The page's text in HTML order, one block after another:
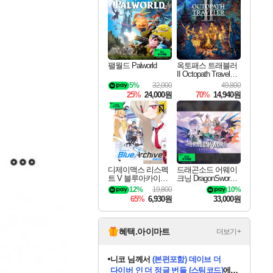
최대 90% 할인가를 만나보세요!
네이버혜택과 함께 만나보세요!
50%할인&추가 적립까지!
이니&베니 혜택까지!
네이버 혜택가와 함께 예약하세요!
할인&네이버혜택으로 만나보세요!
네이버페이 혜택과 만나보세요!
40주년 프로모션으로 만나보세요!
할인가에 만나보세요!
일부 에디션 상시 할인!
혜택으로 예약 판매 중
편안하게 충전하세요
팰월드 Palworld
32,000
5%
25% 24,000원
옥토패스 트래블러
II Octopath Traveler I
49,800
70% 14,940원
디제이맥스 리스펙
트 V 블루아카이브
팩 DJMAX RESPE
CT V Blue Archive P
ack DLC
19,800
12%
65% 6,930원
드래곤소드 어웨이
크닝 DragonSword A
10%
33,000원
혜택.아이마트 더보기+
니코님께서 (본편포함) 데이브 더
다이버 인 더 정글 번들 (스팀코드)에